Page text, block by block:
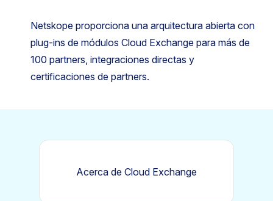
Netskope proporciona una arquitectura abierta con
plug-ins de módulos Cloud Exchange para más de
100 partners, integraciones directas y
certificaciones de partners.
Acerca de Cloud Exchange